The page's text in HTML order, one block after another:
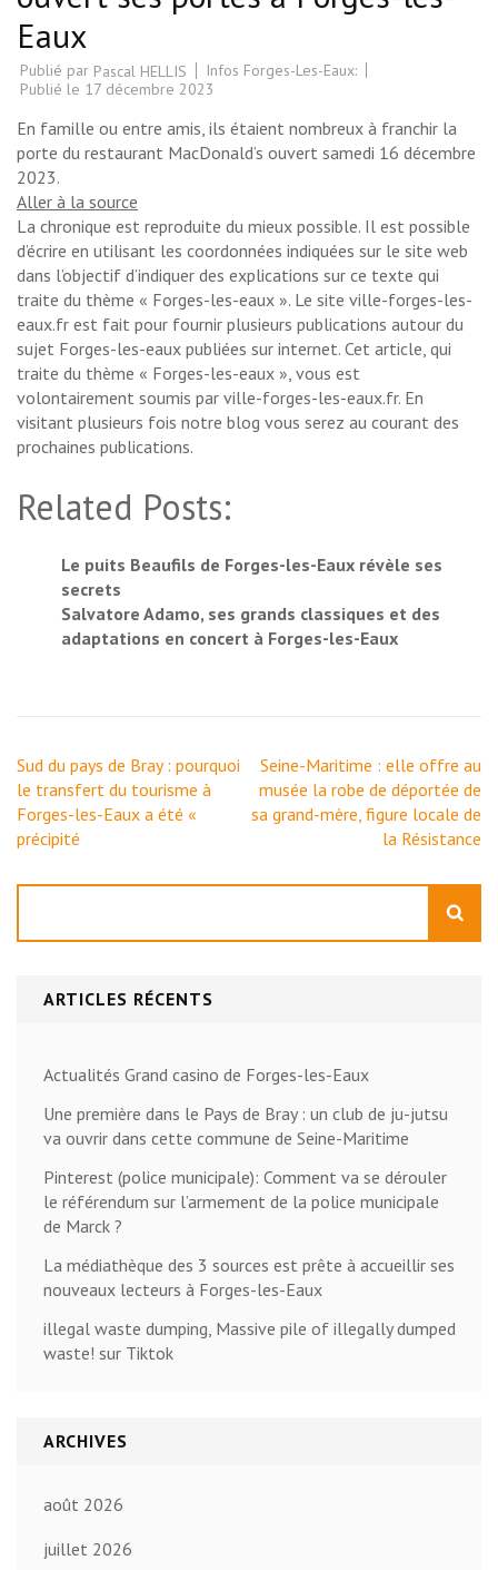
Eaux
Publié par Pascal HELLIS
Infos Forges-Les-Eaux:
Publié le 17 décembre 2023
En famille ou entre amis, ils étaient nombreux à franchir la
porte du restaurant MacDonald’s ouvert samedi 16 décembre
2023.
Aller à la source
La chronique est reproduite du mieux possible. Il est possible
d’écrire en utilisant les coordonnées indiquées sur le site web
dans l’objectif d’indiquer des explications sur ce texte qui
traite du thème « Forges-les-eaux ». Le site ville-forges-les-
eaux.fr est fait pour fournir plusieurs publications autour du
sujet Forges-les-eaux publiées sur internet. Cet article, qui
traite du thème « Forges-les-eaux », vous est
volontairement soumis par ville-forges-les-eaux.fr. En
visitant plusieurs fois notre blog vous serez au courant des
prochaines publications.
Related Posts:
Le puits Beaufils de Forges-les-Eaux révèle ses
secrets
Salvatore Adamo, ses grands classiques et des
adaptations en concert à Forges-les-Eaux
Navigation
de
l’article
Sud du pays de Bray : pourquoi
le transfert du tourisme à
Forges-les-Eaux a été «
précipité
Seine-Maritime : elle offre au
musée la robe de déportée de
sa grand-mère, figure locale de
la Résistance
ARTICLES RÉCENTS
Actualités Grand casino de Forges-les-Eaux
Une première dans le Pays de Bray : un club de ju-jutsu
va ouvrir dans cette commune de Seine-Maritime
Pinterest (police municipale): Comment va se dérouler
le référendum sur l’armement de la police municipale
de Marck ?
La médiathèque des 3 sources est prête à accueillir ses
nouveaux lecteurs à Forges-les-Eaux
illegal waste dumping, Massive pile of illegally dumped
waste! sur Tiktok
ARCHIVES
août 2026
juillet 2026